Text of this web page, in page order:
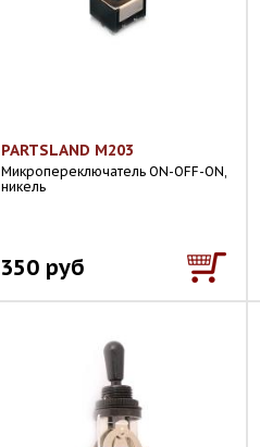
PARTSLAND M203
Микропереключатель ON-OFF-ON,
никель
350 руб